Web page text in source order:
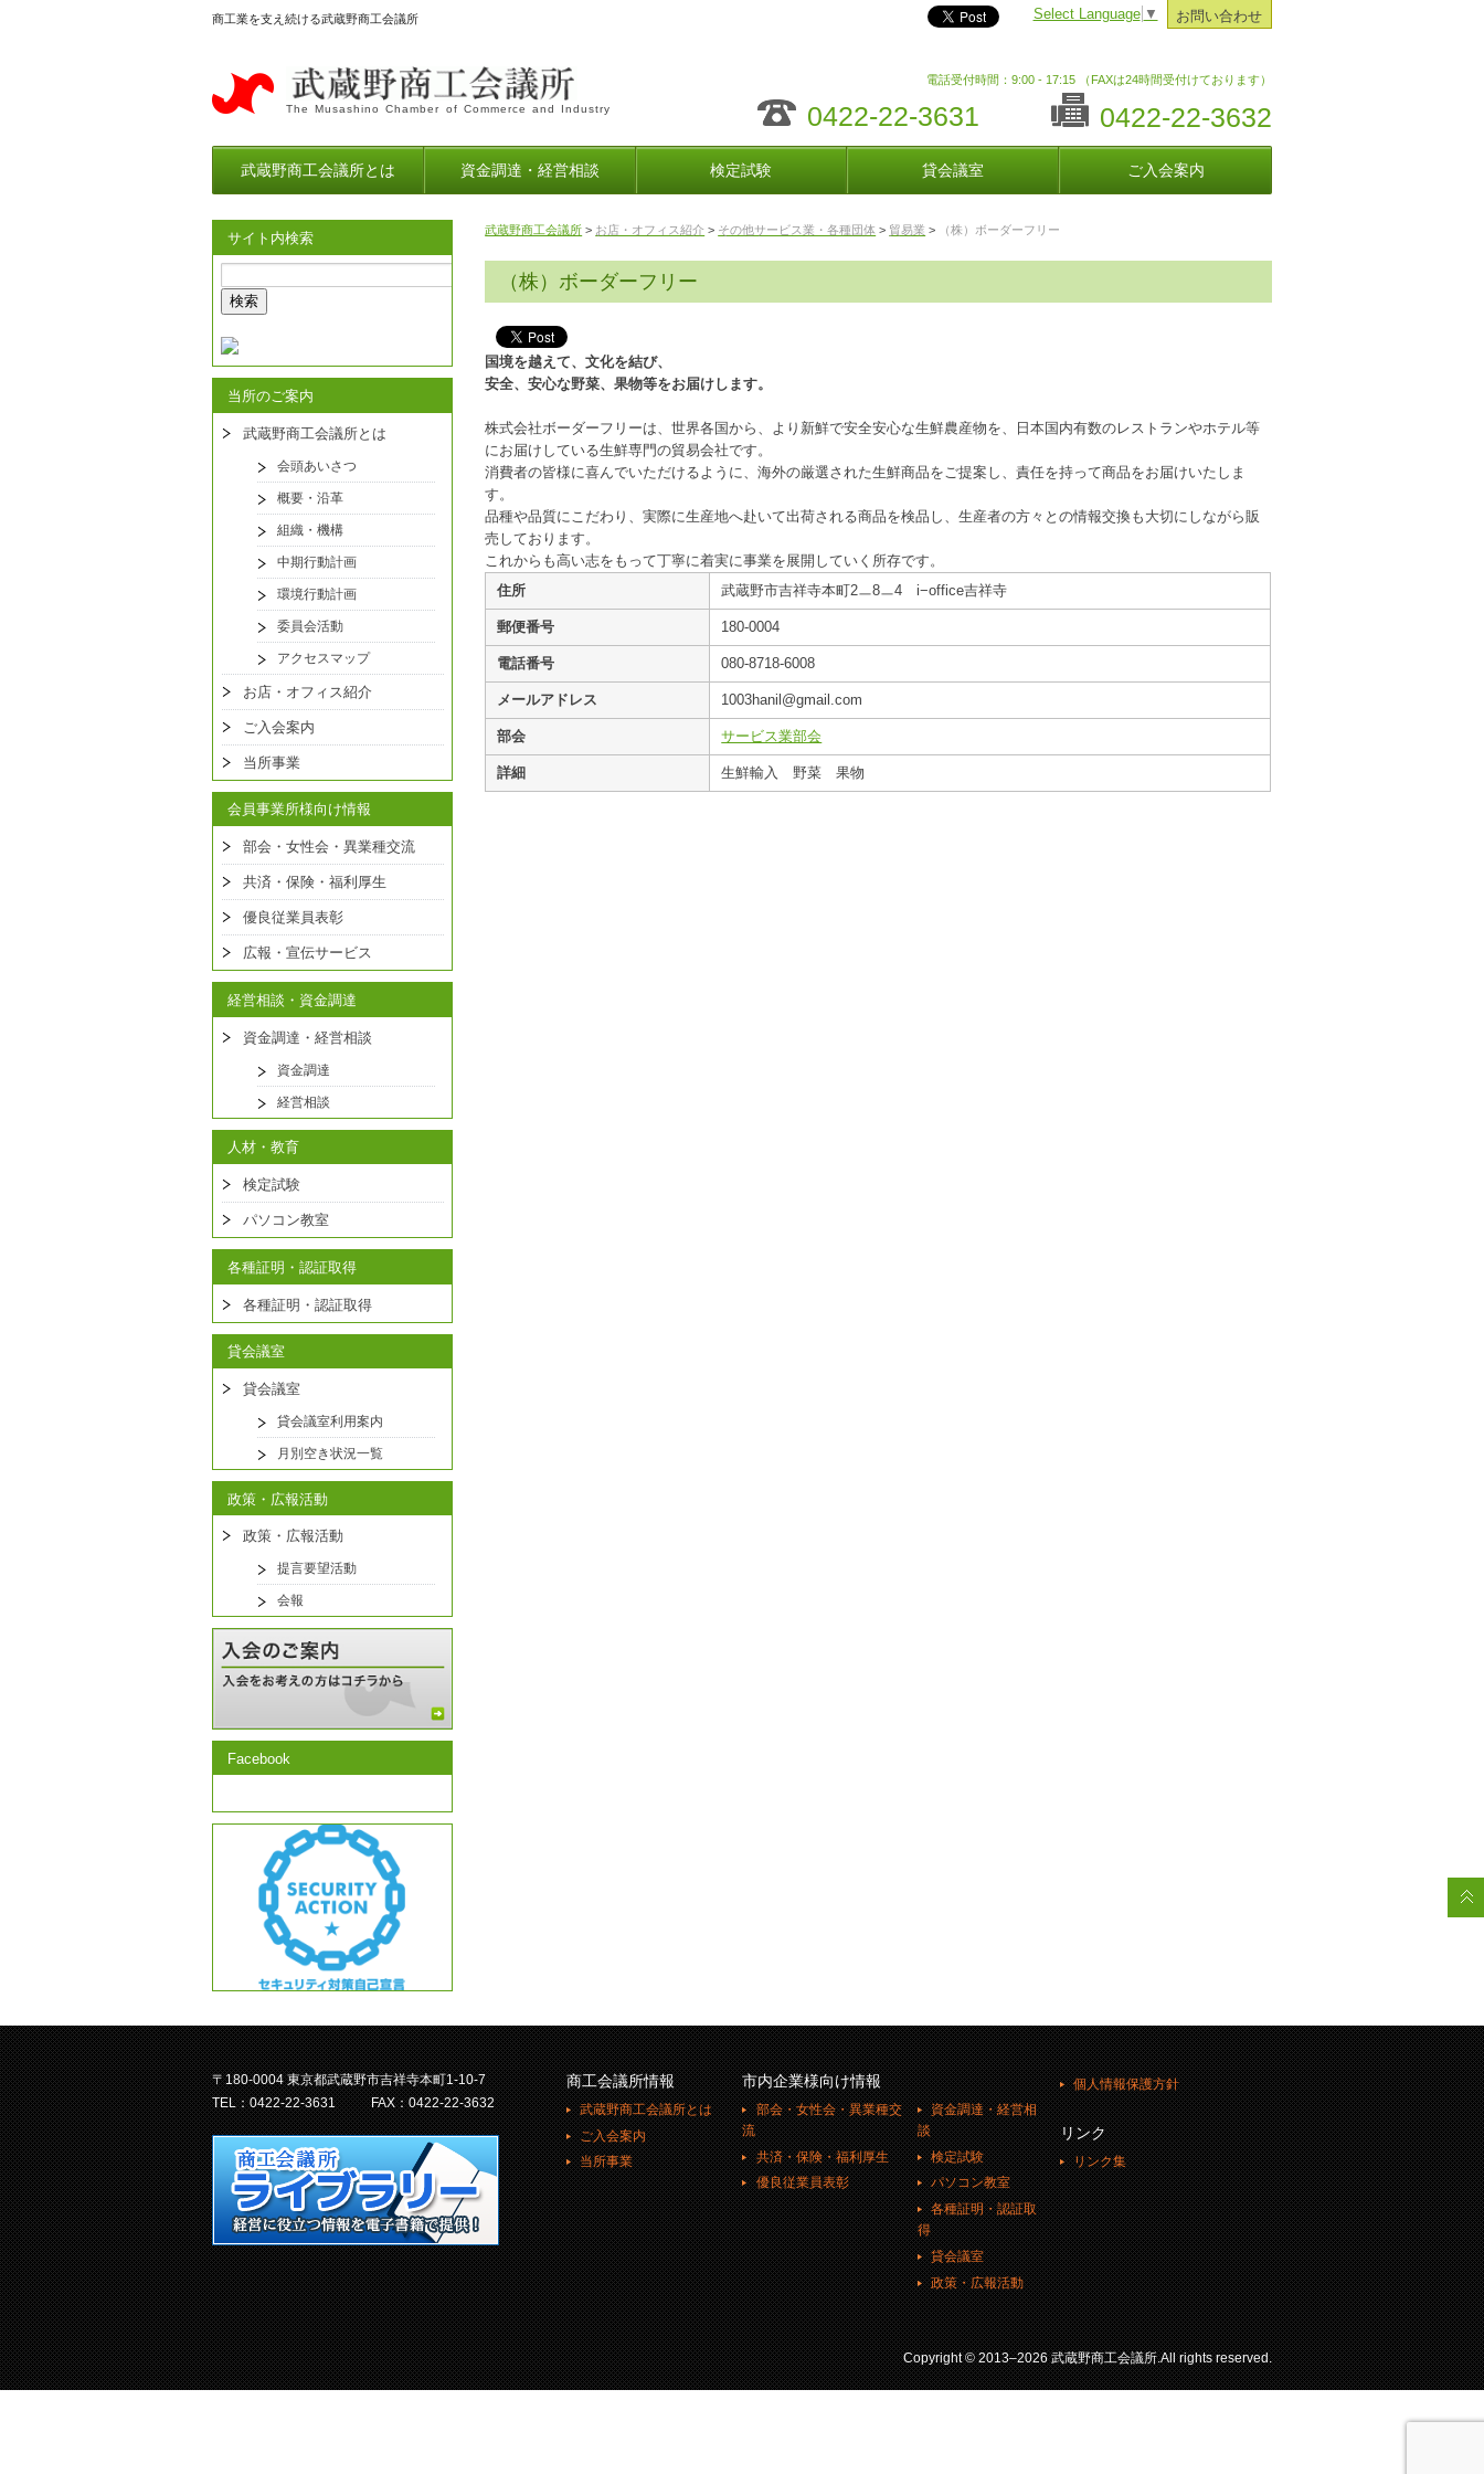
商工業を支え続ける武蔵野商工会議所 お問い合わせ
Select Language ▼
The Musashino Chamber of Commerce and Industry
電話受付時間：9:00 - 17:15 （FAXは24時間受付けております）
0422-22-3631 0422-22-3632
武蔵野商工会議所とは 資金調達・経営相談 検定試験 貸会議室 ご入会案内
サイト内検索
当所のご案内
武蔵野商工会議所とは
会頭あいさつ
概要・沿革
組織・機構
中期行動計画
環境行動計画
委員会活動
アクセスマップ
お店・オフィス紹介
ご入会案内
当所事業
会員事業所様向け情報
部会・女性会・異業種交流
共済・保険・福利厚生
優良従業員表彰
広報・宣伝サービス
経営相談・資金調達
資金調達・経営相談
資金調達
経営相談
人材・教育
検定試験
パソコン教室
各種証明・認証取得
各種証明・認証取得
貸会議室
貸会議室
貸会議室利用案内
月別空き状況一覧
政策・広報活動
政策・広報活動
提言要望活動
会報
Facebook
武蔵野商工会議所 > お店・オフィス紹介 > その他サービス業・各種団体 > 貿易業 > （株）ボーダーフリー
（株）ボーダーフリー
国境を越えて、文化を結び、
安全、安心な野菜、果物等をお届けします。
株式会社ボーダーフリーは、世界各国から、より新鮮で安全安心な生鮮農産物を、日本国内有数のレストランやホテル等
にお届けしている生鮮専門の貿易会社です。
消費者の皆様に喜んでいただけるように、海外の厳選された生鮮商品をご提案し、責任を持って商品をお届けいたしま
す。
品種や品質にこだわり、実際に生産地へ赴いて出荷される商品を検品し、生産者の方々との情報交換も大切にしながら販
売しております。
これからも高い志をもって丁寧に着実に事業を展開していく所存です。
住所
武蔵野市吉祥寺本町2ㅡ8ㅡ4 i−office吉祥寺
郵便番号 180-0004
電話番号 080-8718-6008
メールアドレス 1003hanil@gmail.com
部会 サービス業部会
詳細 生鮮輸入 野菜 果物
〒180-0004 東京都武蔵野市吉祥寺本町1-10-7
TEL：0422-22-3631
FAX：0422-22-3632
商工会議所情報
武蔵野商工会議所とは
ご入会案内
当所事業
市内企業様向け情報
部会・女性会・異業種交
流
共済・保険・福利厚生
優良従業員表彰
資金調達・経営相
談
検定試験
パソコン教室
各種証明・認証取
得
貸会議室
政策・広報活動
個人情報保護方針
リンク
リンク集
Copyright © 2013–2026 武蔵野商工会議所.All rights reserved.